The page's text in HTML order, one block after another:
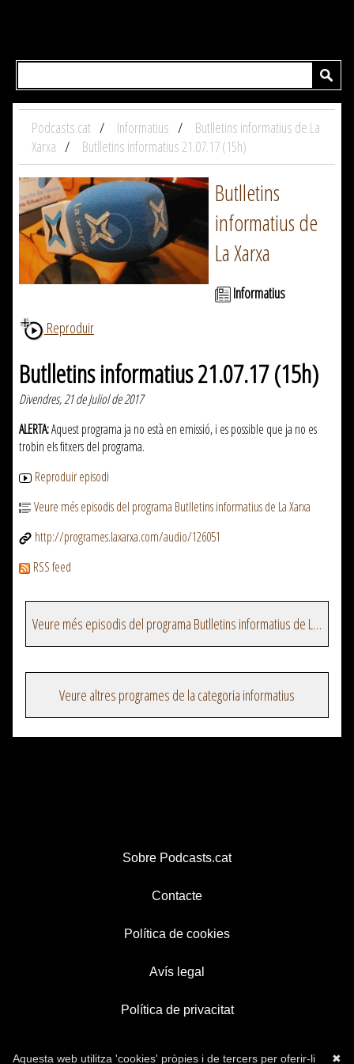
Podcasts.cat Informatius
Butlletins informatius de La
Xarxa
Butlletins informatius 21.07.17 (15h)
Butlletins
informatius de
La Xarxa
Informatius
Reproduir
Butlletins informatius 21.07.17 (15h)
Divendres, 21 de Juliol de 2017
ALERTA:Aquest programa ja no està en emissió, i es possible que ja no es
trobin els fitxers del programa.
Reproduir episodi
Veure més episodis del programa Butlletins informatius de La Xarxa
http://programes.laxarxa.com/audio/126051
RSS feed
Veure més episodis del programa Butlletins informatius de La Xarxa
Veure altres programes de la categoria informatius
Sobre Podcasts.cat
Contacte
Política de cookies
Avís legal
Política de privacitat
✖
Aquesta web utilitza 'cookies' pròpies i de tercers per oferir-li